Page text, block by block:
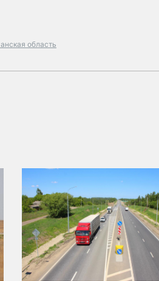
область